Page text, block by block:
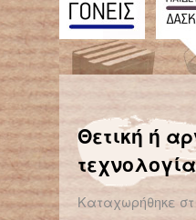
← Επιστροφή στο
Διαβάστε την έκθεσή του Έλληνα μαθητή που βγήκε πρώτος σε παγκόσμιο διαγωνισμό
Θετική ή
Καταχωρήθηκε